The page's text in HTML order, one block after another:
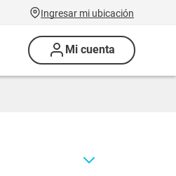
Ingresar mi ubicación
Mi cuenta